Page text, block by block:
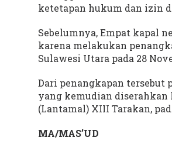
ketetapan hukum dan izin
Sebelumnya, Empat kapal
karena melakukan
Sulawesi Utara pada 28
Dari penangkapan tersebut
yang kemudian diserahkan
(Lantamal) XIII Tarakan,
MA/MAS’UD